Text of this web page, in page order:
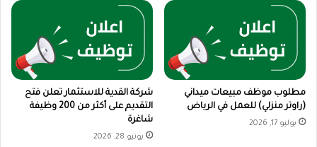
مطلوب موظف مبيعات ميداني
(راوتر منزلي) للعمل في الرياض
يوليو 17, 2026
شركة القدية للاستثمار تعلن فتح
التقديم على أكثر من 200 وظيفة
شاغرة
يونيو 28, 2026